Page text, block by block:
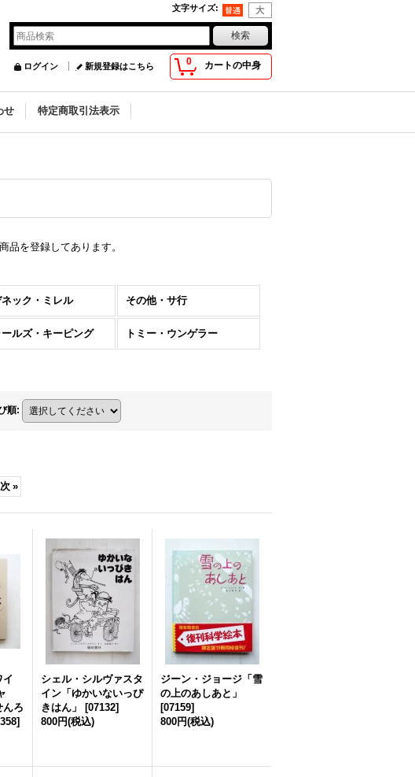
文字サイズ:
0 カートの中身
ログイン 新規登録はこちら
せ 特定商取引法表示
品を登録してあります。
ネック・ミレル その他・サ行
ルズ・キーピング トミー・ウンゲラー
順:
次 »
イ
んろ
]
シェル・シルヴァスタ
イン「ゆかいないっぴ
きはん」
[07132]
800円(税込)
ジーン・ジョージ「雪
の上のあしあと」
[07159]
800円(税込)